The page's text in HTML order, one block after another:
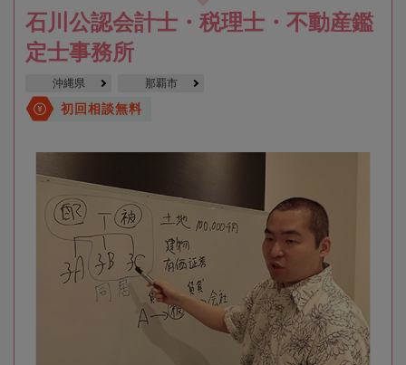
石川公認会計士・税理士・不動産鑑
定士事務所
沖縄県 那覇市
初回相談無料